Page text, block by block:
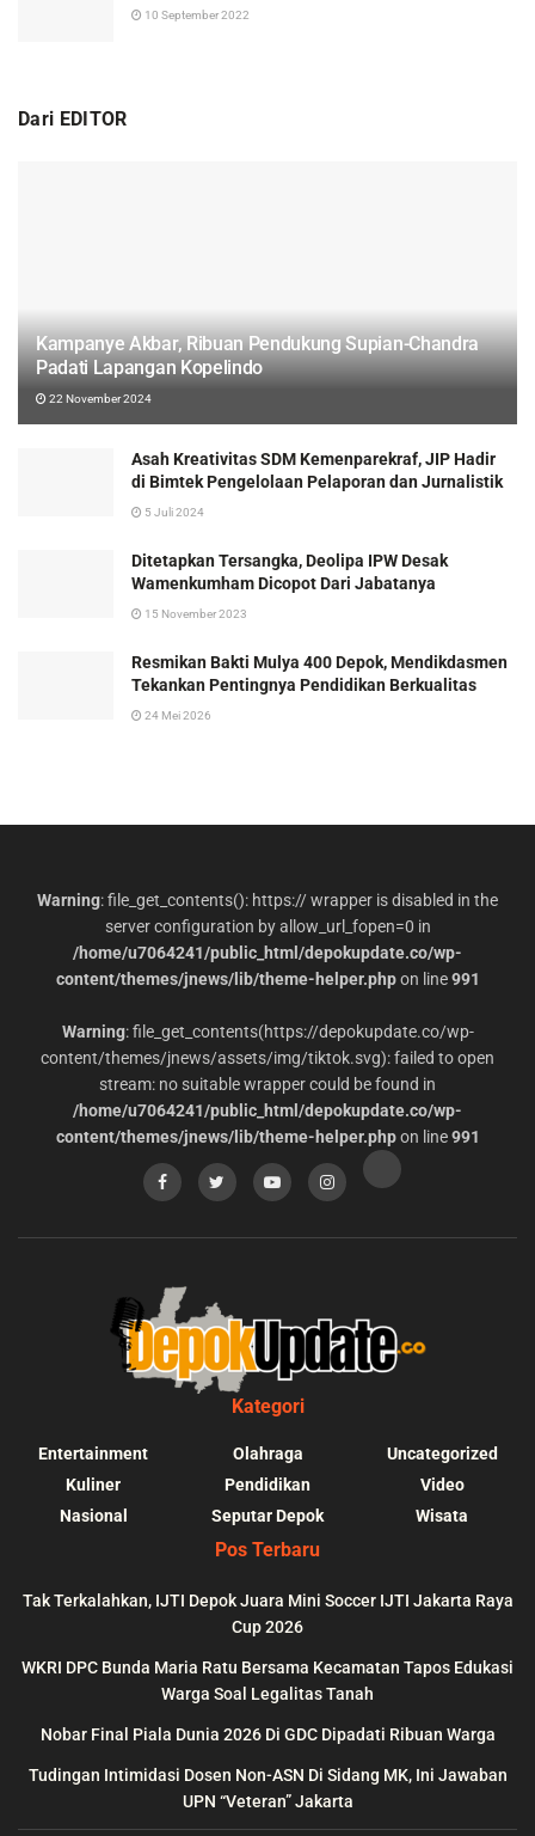
10 September 2022
Dari EDITOR
Kampanye Akbar, Ribuan Pendukung Supian-Chandra
Padati Lapangan Kopelindo
22 November 2024
Asah Kreativitas SDM Kemenparekraf, JIP Hadir
di Bimtek Pengelolaan Pelaporan dan Jurnalistik
5 Juli 2024
Ditetapkan Tersangka, Deolipa IPW Desak
Wamenkumham Dicopot Dari Jabatanya
15 November 2023
Resmikan Bakti Mulya 400 Depok, Mendikdasmen
Tekankan Pentingnya Pendidikan Berkualitas
24 Mei 2026
Warning: file_get_contents(): https:// wrapper is disabled in the
server configuration by allow_url_fopen=0 in
/home/u7064241/public_html/depokupdate.co/wp-
content/themes/jnews/lib/theme-helper.phpon line991
Warning: file_get_contents(https://depokupdate.co/wp-
content/themes/jnews/assets/img/tiktok.svg): failed to open
stream: no suitable wrapper could be found in
/home/u7064241/public_html/depokupdate.co/wp-
content/themes/jnews/lib/theme-helper.phpon line991
Kategori
Entertainment
Kuliner
Nasional
Olahraga
Pendidikan
Seputar Depok
Uncategorized
Video
Wisata
Pos Terbaru
Tak Terkalahkan, IJTI Depok Juara Mini Soccer IJTI Jakarta Raya
Cup 2026
WKRI DPC Bunda Maria Ratu Bersama Kecamatan Tapos Edukasi
Warga Soal Legalitas Tanah
Nobar Final Piala Dunia 2026 Di GDC Dipadati Ribuan Warga
Tudingan Intimidasi Dosen Non-ASN Di Sidang MK, Ini Jawaban
UPN “Veteran” Jakarta
depokupdate.co/wp-
line
:
content/themes/
could be found in